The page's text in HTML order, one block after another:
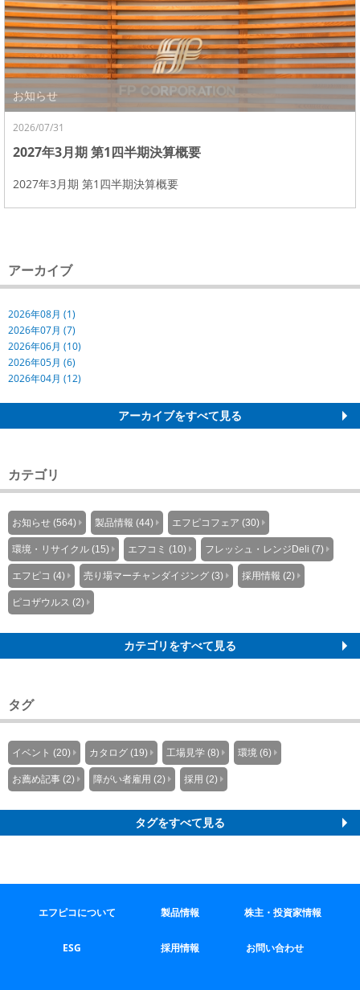
お知らせ
2026/07/31
2027年3月期 第1四半期決算概要
2027年3月期 第1四半期決算概要
アーカイブ
2026年08月 (1)
2026年07月 (7)
2026年06月 (10)
2026年05月 (6)
2026年04月 (12)
アーカイブをすべて見る
カテゴリ
お知らせ (564) 製品情報 (44) エフピコフェア (30)
環境・リサイクル (15) エフコミ (10) フレッシュ・レンジDeli (7)
エフピコ (4) 売り場マーチャンダイジング (3) 採用情報 (2)
ピコザウルス (2)
カテゴリをすべて見る
タグ
イベント (20) カタログ (19) 工場見学 (8) 環境 (6)
お薦め記事 (2) 障がい者雇用 (2) 採用 (2)
タグをすべて見る
エフピコについて 製品情報 株主・投資家情報
ESG 採用情報 お問い合わせ